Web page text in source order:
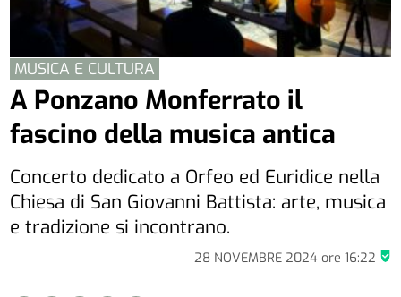
28 NOVEMBRE 2024 ore 16:22
MUSICA E CULTURA
A Ponzano Monferrato il
fascino della musica antica
Concerto dedicato a Orfeo ed Euridice nella
Chiesa di San Giovanni Battista: arte, musica
e tradizione si incontrano.